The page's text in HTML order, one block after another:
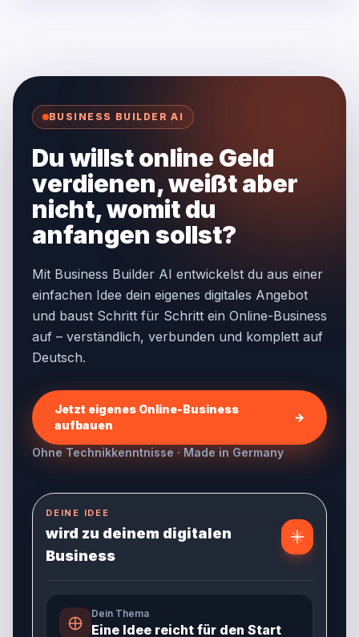
BUSINESS BUILDER AI
Du willst online Geld
verdienen, weißt aber
nicht, womit du
anfangen sollst?
Mit Business Builder AI entwickelst du aus einer
einfachen Idee dein eigenes digitales Angebot
und baust Schritt für Schritt ein Online-Business
auf – verständlich, verbunden und komplett auf
Deutsch.
Jetzt eigenes Online-Business
aufbauen
→
Ohne Technikkenntnisse · Made in Germany
DEINE IDEE
wird zu deinem digitalen
Business
Dein Thema
Eine Idee reicht für den Start